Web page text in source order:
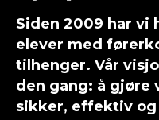
Siden 2009 har vi
elever med
tilhenger. Vår
den gang: å
sikker, effektiv og